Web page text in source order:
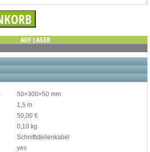
AUF LAGER
50×300×50 mm
1,5 m
50,00 €
0,10 kg
Schnittstellenkabel
yes